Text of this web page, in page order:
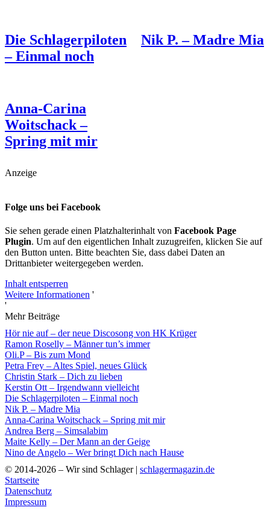
Die Schlagerpiloten
– Einmal noch
Nik P. – Madre Mia
Anna-Carina
Woitschack –
Spring mit mir
Anzeige
Folge uns bei Facebook
Sie sehen gerade einen Platzhalterinhalt von Facebook Page
Plugin. Um auf den eigentlichen Inhalt zuzugreifen, klicken Sie auf
den Button unten. Bitte beachten Sie, dass dabei Daten an
Drittanbieter weitergegeben werden.
Inhalt entsperren
Weitere Informationen '
'
Mehr Beiträge
Hör nie auf – der neue Discosong von HK Krüger
Ramon Roselly – Männer tun’s immer
Oli.P – Bis zum Mond
Petra Frey – Altes Spiel, neues Glück
Christin Stark – Dich zu lieben
Kerstin Ott – Irgendwann vielleicht
Die Schlagerpiloten – Einmal noch
Nik P. – Madre Mia
Anna-Carina Woitschack – Spring mit mir
Andrea Berg – Simsalabim
Maite Kelly – Der Mann an der Geige
Nino de Angelo – Wer bringt Dich nach Hause
© 2014-2026 – Wir sind Schlager | schlagermagazin.de
Startseite
Datenschutz
Impressum